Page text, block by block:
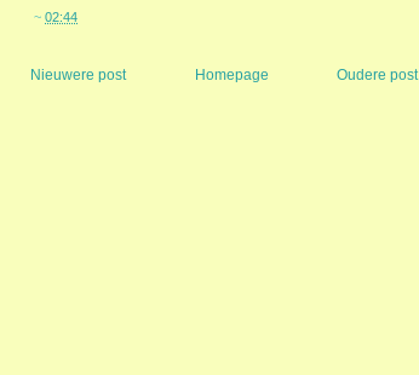
~ 02:44
Nieuwere post Oudere post
Homepage